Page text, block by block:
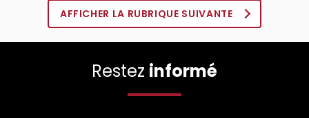
AFFICHER LA RUBRIQUE SUIVANTE
Restez informé